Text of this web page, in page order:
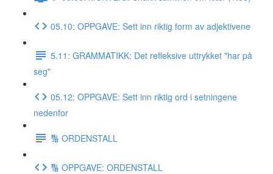
05.10: OPPGAVE: Sett inn riktig form av adjektivene
5.11: GRAMMATIKK: Det refleksive uttrykket "har på
seg"
05.12: OPPGAVE: Sett inn riktig ord i setningene
nedenfor
🔢 ORDENSTALL
🔢 OPPGAVE: ORDENSTALL